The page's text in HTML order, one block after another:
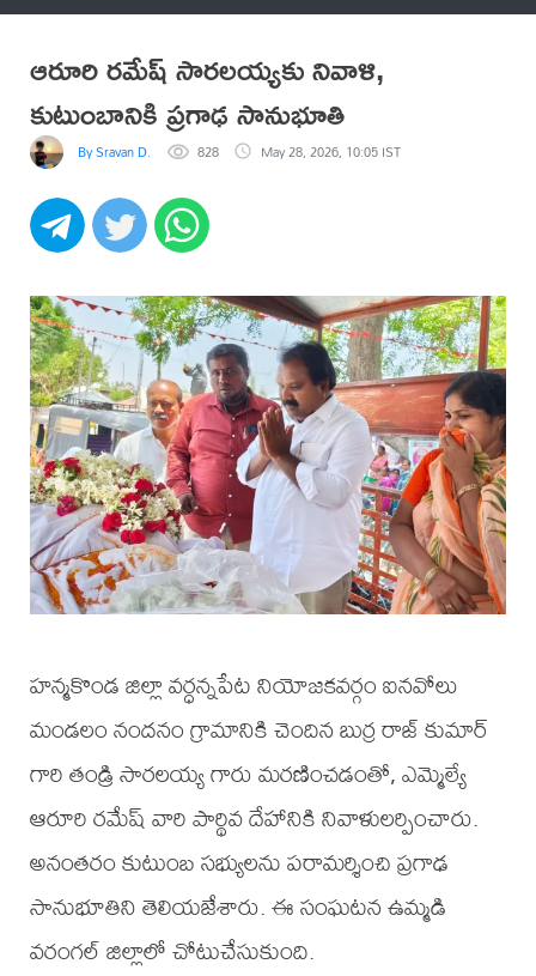
ఆరూరి రమేష్ సారలయ్యకు నివాళి,
కుటుంబానికి ప్రగాఢ సానుభూతి
By Sravan D. 828 May 28, 2026, 10:05 IST
హన్మకొండ జిల్లా వర్ధన్నపేట నియోజకవర్గం ఐనవోలు
మండలం నందనం గ్రామానికి చెందిన బుర్ర రాజ్ కుమార్
గారి తండ్రి సారలయ్య గారు మరణించడంతో, ఎమ్మెల్యే
ఆరూరి రమేష్ వారి పార్థివ దేహానికి నివాళులర్పించారు.
అనంతరం కుటుంబ సభ్యులను పరామర్శించి ప్రగాఢ
సానుభూతిని తెలియజేశారు. ఈ సంఘటన ఉమ్మడి
వరంగల్ జిల్లాలో చోటుచేసుకుంది.